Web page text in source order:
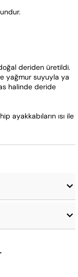
deriden üretildi.
yağmur suyuyla ya
halinde deride
ayakkabıların ısı ile